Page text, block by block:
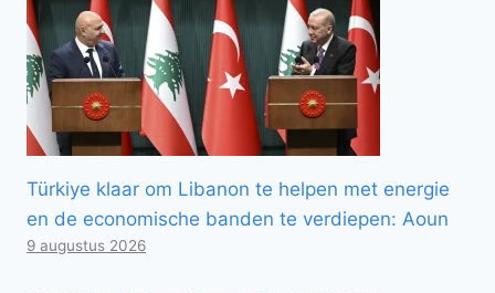
Türkiye klaar om Libanon te helpen met energie
en de economische banden te verdiepen: Aoun
9 augustus 2026